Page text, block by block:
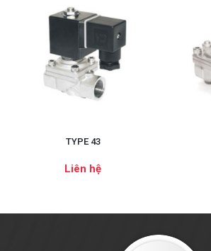
TYPE 43
Liên hệ